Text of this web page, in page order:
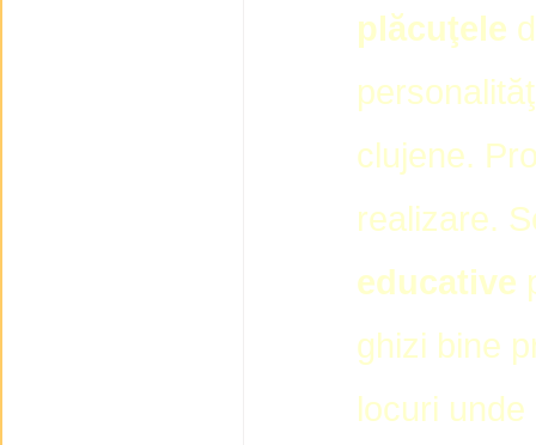
plăcuţele
clujene.
realizare.
educative
ghizi bine
locuri